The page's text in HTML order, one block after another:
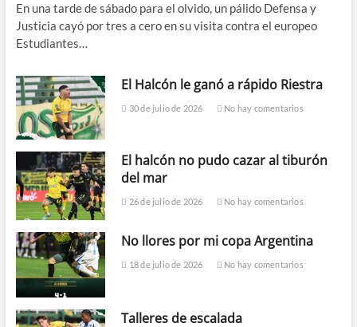
En una tarde de sábado para el olvido, un pálido Defensa y
Justicia cayó por tres a cero en su visita contra el europeo
Estudiantes…
El Halcón le ganó a rápido Riestra
30 de julio de 2026 No hay comentarios
El halcón no pudo cazar al tiburón
del mar
26 de julio de 2026 No hay comentarios
No llores por mi copa Argentina
18 de julio de 2026 No hay comentarios
Talleres de escalada